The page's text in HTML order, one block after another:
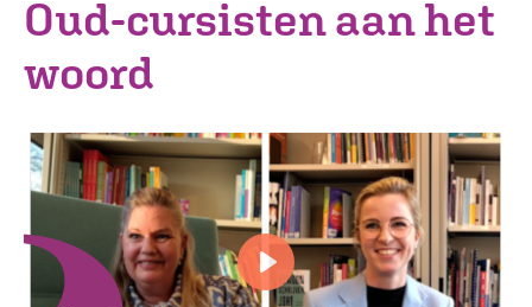
Oud-cursisten aan het
woord